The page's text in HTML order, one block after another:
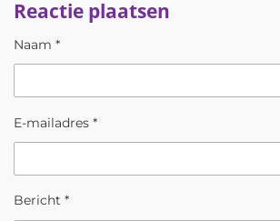
e
n
l
e
n
Reactie plaatsen
Naam *
E-mailadres *
Bericht *